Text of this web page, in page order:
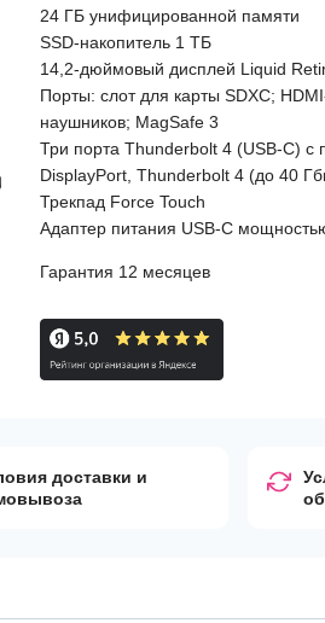
24 ГБ унифицированной памяти
SSD-накопитель 1 ТБ
14,2-дюймовый дисплей Liquid
Порты: слот для карты SDXC;
наушников; MagSafe 3
Три порта Thunderbolt 4 (USB-C) с
DisplayPort, Thunderbolt 4 (до 40
Трекпад Force Touch
Адаптер питания USB-C
Гарантия 12 месяцев
доставки и